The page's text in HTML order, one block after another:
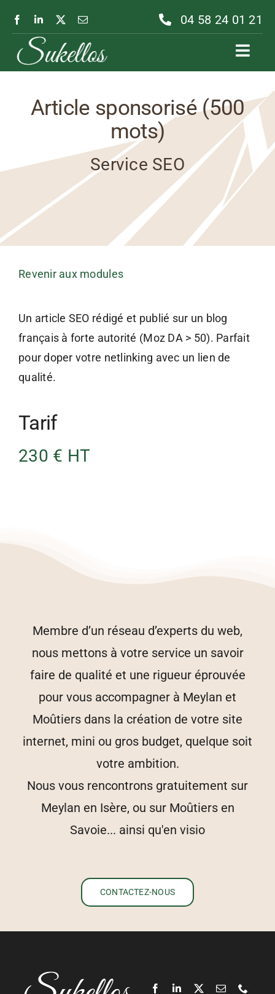
contenu
04 58 24 01 21
Article sponsorisé (500
mots)
Service SEO
Revenir aux modules
Un article SEO rédigé et publié sur un blog
français à forte autorité (Moz DA > 50). Parfait
pour doper votre netlinking avec un lien de
qualité.
Tarif
230 € HT
Membre d’un réseau d’experts du web,
nous mettons à votre service un savoir
faire de qualité et une rigueur éprouvée
pour vous accompagner à Meylan et
Moûtiers dans la création de votre site
internet, mini ou gros budget, quelque soit
votre ambition.
Nous vous rencontrons gratuitement sur
Meylan en Isère, ou sur Moûtiers en
Savoie... ainsi qu'en visio
CONTACTEZ-NOUS